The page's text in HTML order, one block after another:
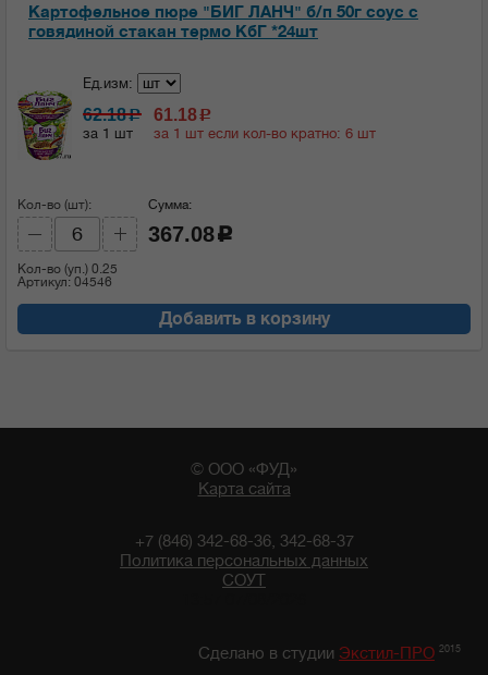
Картофельное пюре "БИГ ЛАНЧ" б/п 50г соус с
говядиной стакан термо КбГ *24шт
Ед.изм:
62.18c
за 1 шт
61.18c
за 1 шт если кол-во кратно: 6 шт
Кол-во (шт):
Кол-во (уп.) 0.25
Артикул: 04546
Сумма:
367.08 c
Добавить в корзину
© ООО «ФУД»
Карта сайта
+7 (846) 342-68-36, 342-68-37
Политика персональных данных
СОУТ
Сделано в студии Экстил-ПРО 2015